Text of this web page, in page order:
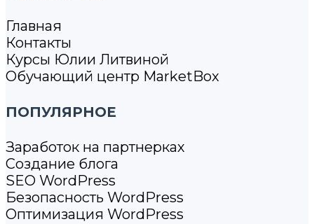
Главная
Контакты
Курсы Юлии Литвиной
Обучающий центр MarketBox
ПОПУЛЯРНОЕ
Заработок на партнерках
Создание блога
SEO WordPress
Безопасность WordPress
Оптимизация WordPress